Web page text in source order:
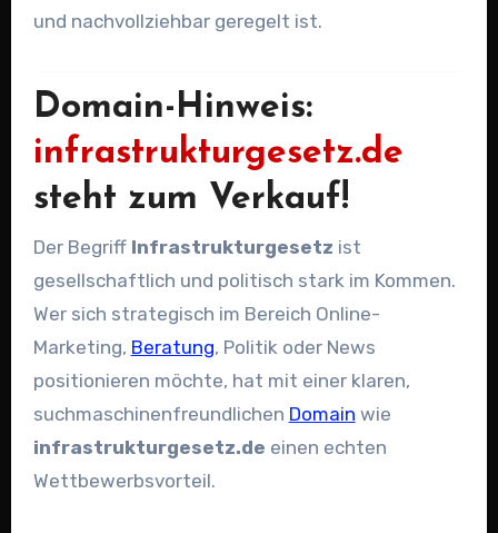
und nachvollziehbar geregelt ist.
Domain-Hinweis:
infrastrukturgesetz.de
steht zum Verkauf!
Der Begriff Infrastrukturgesetz ist
gesellschaftlich und politisch stark im Kommen.
Wer sich strategisch im Bereich Online-
Marketing, Beratung, Politik oder News
positionieren möchte, hat mit einer klaren,
suchmaschinenfreundlichen Domain wie
infrastrukturgesetz.de einen echten
Wettbewerbsvorteil.